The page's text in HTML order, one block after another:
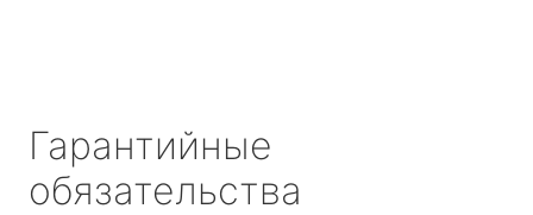
Гарантийные
обязательства